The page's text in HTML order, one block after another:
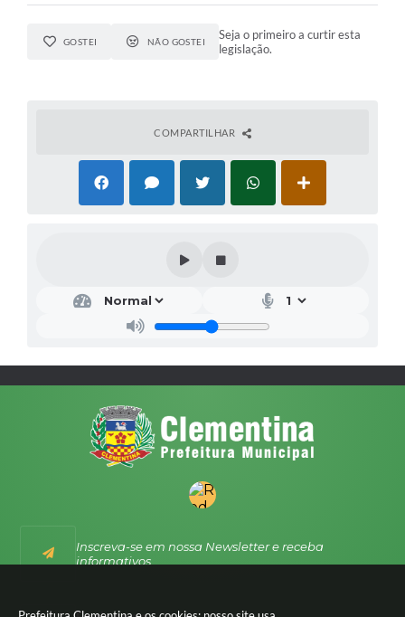
GOSTEI NÃO GOSTEI
Seja o primeiro a curtir esta
legislação.
COMPARTILHAR
Inscreva-se em nossa Newsletter e receba
informativos